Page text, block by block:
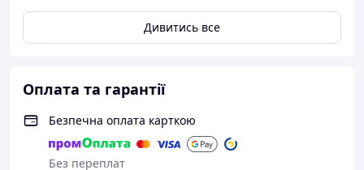
Чоловічі туфлі від українського
виробника Box&Co.
настрою свого власника, але
елементом дорогого і вишуканого
образу. Виріб повністю пошитий з
натуральної та високоякісної шкіри в
Дивитись все
Оплата та гарантії
Безпечна оплата карткою
Без переплат